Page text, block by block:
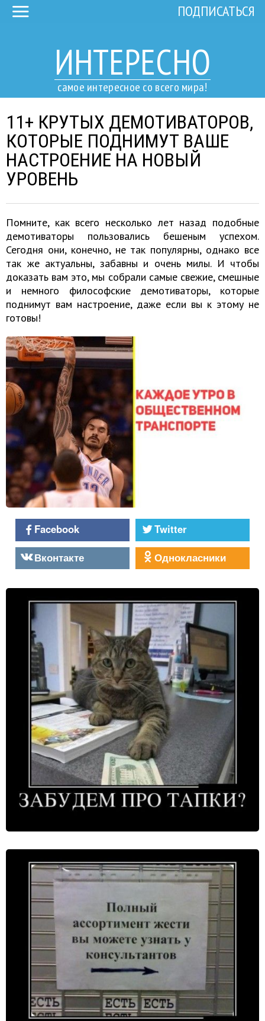
ИНТЕРЕСНО
самое интересное со всего мира!
ПОДПИСАТЬСЯ
11+ КРУТЫХ ДЕМОТИВАТОРОВ,
КОТОРЫЕ ПОДНИМУТ ВАШЕ
НАСТРОЕНИЕ НА НОВЫЙ
УРОВЕНЬ
Помните, как всего несколько лет назад подобные
демотиваторы пользовались бешеным успехом.
Сегодня они, конечно, не так популярны, однако все
так же актуальны, забавны и очень милы. И чтобы
доказать вам это, мы собрали самые свежие, смешные
и немного философские демотиваторы, которые
поднимут вам настроение, даже если вы к этому не
готовы!
Facebook
Twitter
Вконтакте
Однокласники